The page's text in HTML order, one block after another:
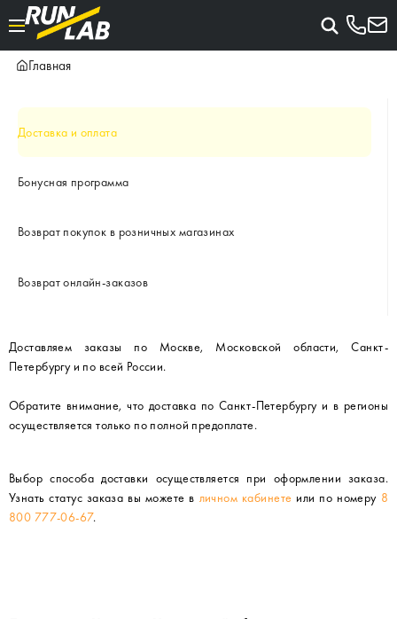
Главная
Доставка и оплата
Бонусная программа
Возврат покупок в розничных магазинах
Возврат онлайн-заказов
Доставляем заказы по Москве, Московской области, Санкт-
Петербургу и по всей России.
Обратите внимание, что доставка по Санкт-Петербургу и в регионы
осуществляется только по полной предоплате.
Выбор способа доставки осуществляется при оформлении заказа.
Узнать статус заказа вы можете в личном кабинете или по номеру 8
800 777-06-67.